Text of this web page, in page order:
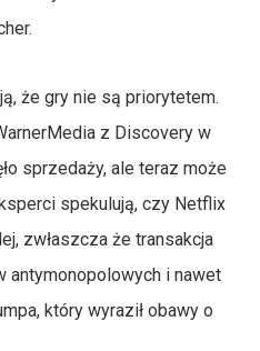
że gry nie są priorytetem.
z Discovery w
sprzedaży, ale teraz może
spekulują, czy Netflix
zwłaszcza że transakcja
antymonopolowych i nawet
który wyraził obawy o